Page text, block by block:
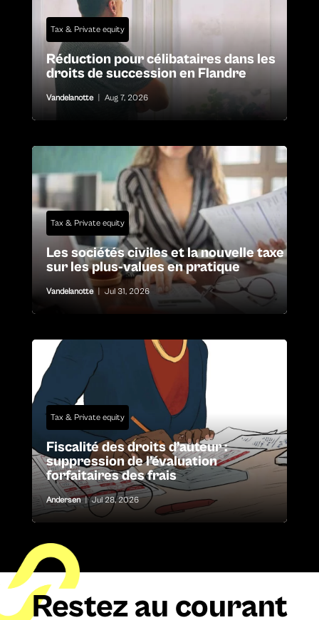
Tax & Private equity
Réduction pour célibataires dans les
droits de succession en Flandre
Vandelanotte Aug 7, 2026
Tax & Private equity
Les sociétés civiles et la nouvelle taxe
sur les plus-values en pratique
Vandelanotte Jul 31, 2026
Tax & Private equity
Fiscalité des droits d’auteur :
suppression de l’évaluation
forfaitaires des frais
Andersen | Jul 28, 2026
Restez au courant